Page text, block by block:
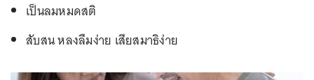
เป็นลมหมดสติ
สับสน หลงลืมง่าย เสียสมาธิง่าย